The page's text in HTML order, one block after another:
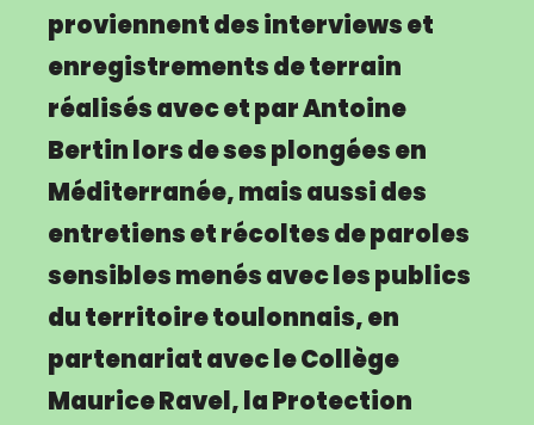
proviennent des interviews et
enregistrements de terrain
réalisés avec et par Antoine
Bertin lors de ses plongées en
Méditerranée, mais aussi des
entretiens et récoltes de paroles
sensibles menés avec les publics
du territoire toulonnais, en
partenariat avec le Collège
Maurice Ravel, la Protection